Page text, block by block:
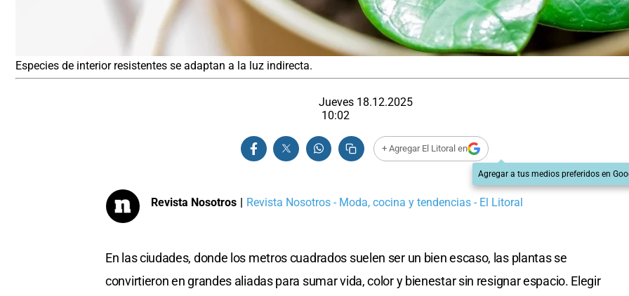
Especies de interior resistentes se adaptan a la luz indirecta.
Jueves 18.12.2025
10:02
+ Agregar El Litoral en
Agregar a tus medios preferidos en
Revista Nosotros | Revista Nosotros - Moda, cocina y tendencias - El Litoral
En las ciudades, donde los metros cuadrados suelen ser un bien escaso, las plantas se
convirtieron en grandes aliadas para sumar vida, color y bienestar sin resignar espacio. Elegir